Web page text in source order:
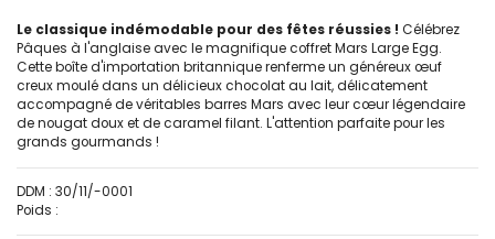
Le classique indémodable pour des fêtes réussies ! Célébrez
Pâques à l'anglaise avec le magnifique coffret Mars Large Egg.
Cette boîte d'importation britannique renferme un généreux œuf
creux moulé dans un délicieux chocolat au lait, délicatement
accompagné de véritables barres Mars avec leur cœur légendaire
de nougat doux et de caramel filant. L'attention parfaite pour les
grands gourmands !
DDM : 30/11/-0001
Poids :